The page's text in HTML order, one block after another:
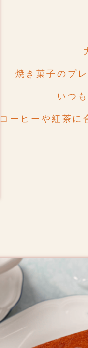
焼き菓子のプ
いつ
コーヒーや紅茶に